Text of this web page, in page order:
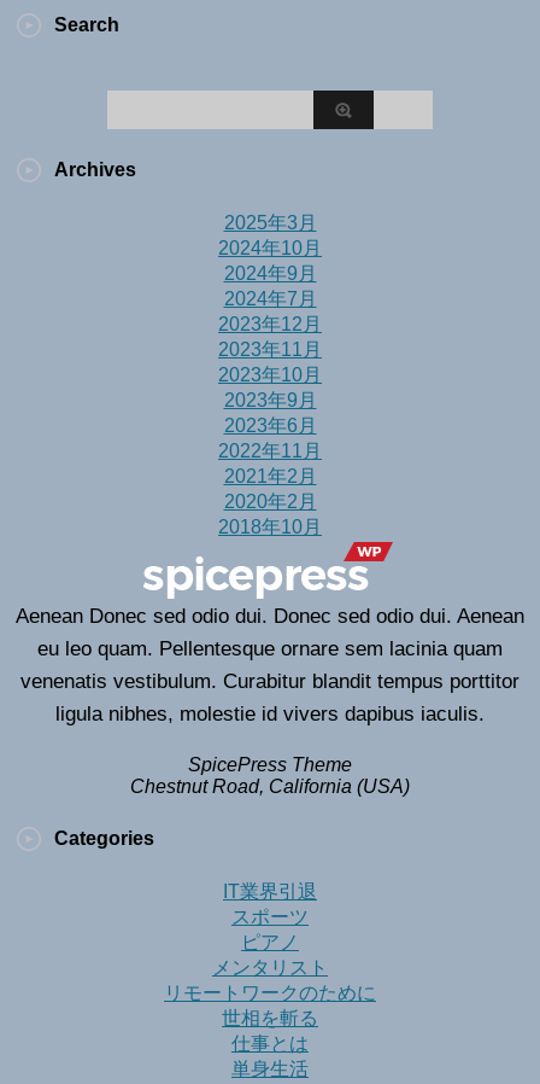
Search
Archives
2025年3月
2024年10月
2024年9月
2024年7月
2023年12月
2023年11月
2023年10月
2023年9月
2023年6月
2022年11月
2021年2月
2020年2月
2018年10月
Aenean Donec sed odio dui. Donec sed odio dui. Aenean
eu leo quam. Pellentesque ornare sem lacinia quam
venenatis vestibulum. Curabitur blandit tempus porttitor
ligula nibhes, molestie id vivers dapibus iaculis.
SpicePress Theme
Chestnut Road, California (USA)
Categories
IT業界引退
スポーツ
ピアノ
メンタリスト
リモートワークのために
世相を斬る
仕事とは
単身生活